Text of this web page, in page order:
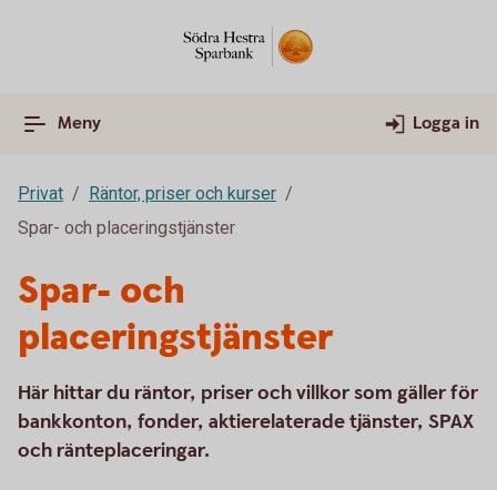
Meny Logga in
Privat
Räntor, priser och kurser
Spar- och placeringstjänster
Spar- och
placeringstjänster
Här hittar du räntor, priser och villkor som gäller för
bankkonton, fonder, aktierelaterade tjänster, SPAX
och ränteplaceringar.